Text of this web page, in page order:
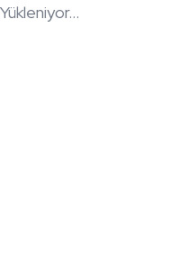
Yükleniyor...